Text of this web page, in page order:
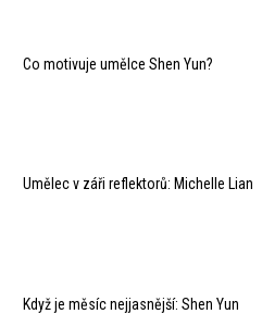
Co motivuje umělce Shen Yun?
Umělec v záři reflektorů: Michelle Lian
Když je měsíc nejjasnější: Shen Yun